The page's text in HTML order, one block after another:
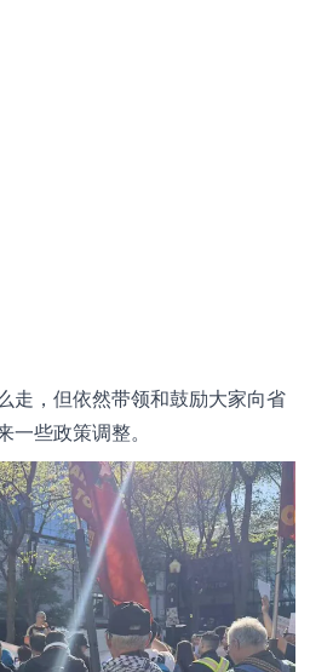
走，但依然带领和鼓励大家向省
些政策调整。